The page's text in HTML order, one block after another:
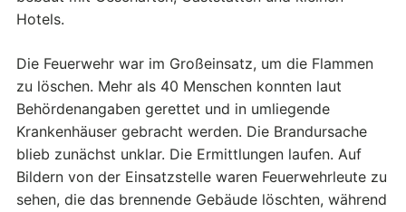
Hotels.
Die Feuerwehr war im Großeinsatz, um die Flammen
zu löschen. Mehr als 40 Menschen konnten laut
Behördenangaben gerettet und in umliegende
Krankenhäuser gebracht werden. Die Brandursache
blieb zunächst unklar. Die Ermittlungen laufen. Auf
Bildern von der Einsatzstelle waren Feuerwehrleute zu
sehen, die das brennende Gebäude löschten, während